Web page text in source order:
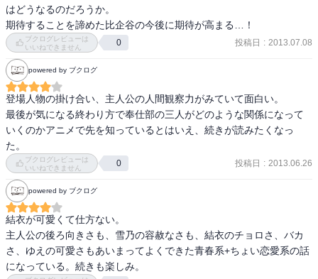
はどうなるのだろうか。
期待することを諦めた比企谷の今後に期待が高まる…！
ブクログレビューは
いいねできません
0 投稿日 : 2013.07.08
powered by ブクログ
登場人物の掛け合い、主人公の人間観察力がみていて面白い。
最後が気になる終わり方で奉仕部の三人がどのような関係になって
いくのかアニメで先を知っているとはいえ、続きが読みたくなっ
た。
ブクログレビューは
いいねできません
0 投稿日 : 2013.06.26
powered by ブクログ
結衣が可愛くて仕方ない。
主人公の後ろ向きさも、雪乃の容赦なさも、結衣のチョロさ、バカ
さ、ゆえの可愛さもあいまってよくできた青春系+ちょい恋愛系の話
になっている。続きも楽しみ。